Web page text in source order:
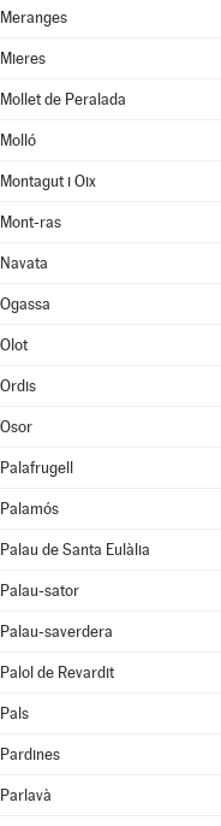
Meranges
Mieres
Mollet de Peralada
Molló
Montagut i Oix
Mont-ras
Navata
Ogassa
Olot
Ordis
Osor
Palafrugell
Palamós
Palau de Santa Eulàlia
Palau-sator
Palau-saverdera
Palol de Revardit
Pals
Pardines
Parlavà